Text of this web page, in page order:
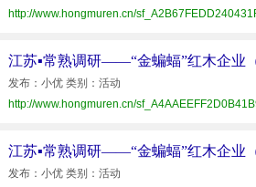
江苏▪常熟调研——“金蝙蝠”红木企业（
发布：小优 类别：活动
江苏▪常熟调研——“金蝙蝠”红木企业（
发布：小优 类别：活动